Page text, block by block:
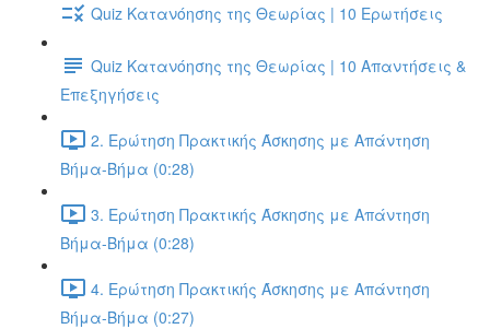
Quiz Κατανόησης της Θεωρίας | 10 Ερωτήσεις
Quiz Κατανόησης της Θεωρίας | 10 Απαντήσεις &
Επεξηγήσεις
2. Ερώτηση Πρακτικής Άσκησης με Απάντηση
Βήμα-Βήμα (0:28)
3. Ερώτηση Πρακτικής Άσκησης με Απάντηση
Βήμα-Βήμα (0:28)
4. Ερώτηση Πρακτικής Άσκησης με Απάντηση
Βήμα-Βήμα (0:27)